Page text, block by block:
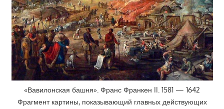
«Вавилонская башня». Франс Франкен II. 1581 — 1642
Фрагмент картины, показывающий главных действующих